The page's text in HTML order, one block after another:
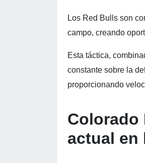
Los Red Bulls son
campo, creando
Esta táctica,
constante sobre la
proporcionando
Colorado
actual en